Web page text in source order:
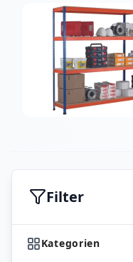
Filter
Kategorien